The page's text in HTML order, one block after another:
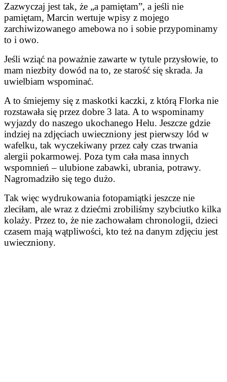
Zazwyczaj jest tak, że „a pamiętam”, a jeśli nie
pamiętam, Marcin wertuje wpisy z mojego
zarchiwizowanego amebowa no i sobie przypominamy
to i owo.
Jeśli wziąć na poważnie zawarte w tytule przysłowie, to
mam niezbity dowód na to, ze starość się skrada. Ja
uwielbiam wspominać.
A to śmiejemy się z maskotki kaczki, z którą Florka nie
rozstawała się przez dobre 3 lata. A to wspominamy
wyjazdy do naszego ukochanego Helu. Jeszcze gdzie
indziej na zdjęciach uwieczniony jest pierwszy lód w
wafelku, tak wyczekiwany przez cały czas trwania
alergii pokarmowej. Poza tym cała masa innych
wspomnień – ulubione zabawki, ubrania, potrawy.
Nagromadziło się tego dużo.
Tak więc wydrukowania fotopamiątki jeszcze nie
zleciłam, ale wraz z dziećmi zrobiliśmy szybciutko kilka
kolaży. Przez to, że nie zachowałam chronologii, dzieci
czasem mają wątpliwości, kto też na danym zdjęciu jest
uwieczniony.